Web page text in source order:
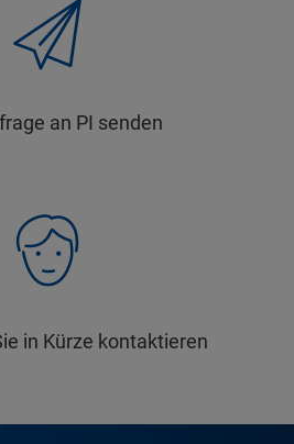
an PI senden
in Kürze kontaktieren